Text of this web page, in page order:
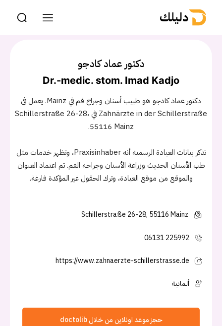
دليلك
دكتور عماد كادجو
Dr.-medic. stom. Imad Kadjo
دكتور عماد كادجو هو طبيب أسنان وجراح فم في Mainz. يعمل في
Zahnärzte in der Schillerstraße في Schillerstraße 26-28،
55116 Mainz.
تذكر بيانات العيادة الرسمية أنه Praxisinhaber، وتظهر خدمات مثل
طب الأسنان الحديث وزراعة الأسنان وجراحة الفم. تم اعتماد العنوان
والموقع من موقع العيادة، وترك الحقول غير المؤكدة فارغة.
Schillerstraße 26-28, 55116 Mainz
06131 225992
https://www.zahnaerzte-schillerstrasse.de
ألمانية
حجز موعد اونلاين من خلال doctolib